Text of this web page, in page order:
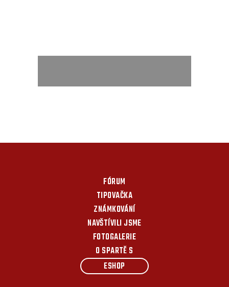
FÓRUM
TIPOVAČKA
ZNÁMKOVÁNÍ
NAVŠTÍVILI JSME
FOTOGALERIE
O SPARTĚ S
ESHOP